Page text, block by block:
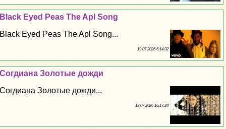
Black Eyed Peas The Apl Song
Black Eyed Peas The Apl Song...
19 07 2026 6:14:32
Согдиана Золотые дожди
Согдиана Золотые дожди...
18 07 2026 16:17:24